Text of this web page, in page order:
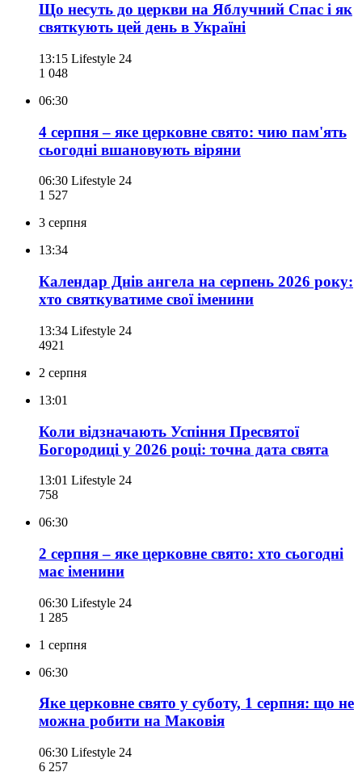
Що несуть до церкви на Яблучний Спас і як
святкують цей день в Україні
13:15 Lifestyle 24
1 048
06:30
4 серпня – яке церковне свято: чию пам'ять
сьогодні вшановують віряни
06:30 Lifestyle 24
1 527
3 серпня
13:34
Календар Днів ангела на серпень 2026 року:
хто святкуватиме свої іменини
13:34 Lifestyle 24
4921
2 серпня
13:01
Коли відзначають Успіння Пресвятої
Богородиці у 2026 році: точна дата свята
13:01 Lifestyle 24
758
06:30
2 серпня – яке церковне свято: хто сьогодні
має іменини
06:30 Lifestyle 24
1 285
1 серпня
06:30
Яке церковне свято у суботу, 1 серпня: що не
можна робити на Маковія
06:30 Lifestyle 24
6 257